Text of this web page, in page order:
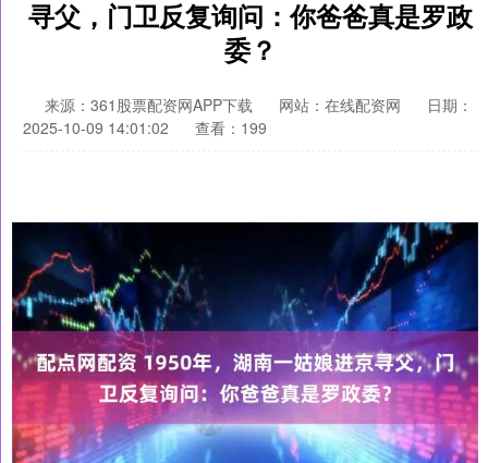
寻父，门卫反复询问：你爸爸真是罗政
委？
来源：361股票配资网APP下载 网站：在线配资网
日期：
2025-10-09 14:01:02
查看：199